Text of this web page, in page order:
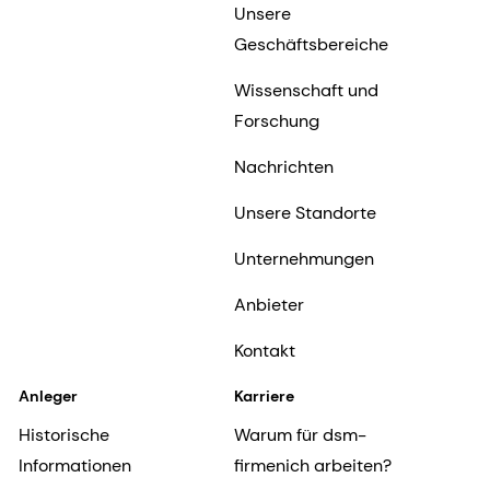
Unsere
Geschäftsbereiche
Wissenschaft und
Forschung
Nachrichten
Unsere Standorte
Unternehmungen
Anbieter
Kontakt
Anleger
Historische
Informationen
Karriere
Warum für dsm-
firmenich arbeiten?